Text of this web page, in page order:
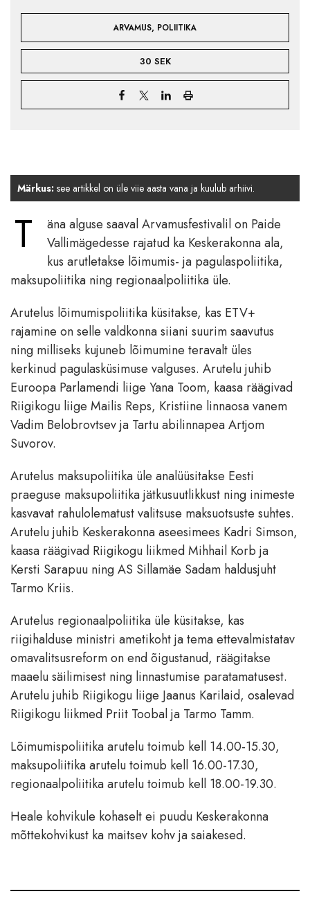
ARVAMUS, POLIITIKA
30 SEK
Märkus: see artikkel on üle viie aasta vana ja kuulub arhiivi.
T
äna alguse saaval Arvamusfestivalil on Paide
Vallimägedesse rajatud ka Keskerakonna ala,
kus arutletakse lõimumis- ja pagulaspoliitika,
maksupoliitika ning regionaalpoliitika üle.
Arutelus lõimumispoliitika küsitakse, kas ETV+
rajamine on selle valdkonna siiani suurim saavutus
ning milliseks kujuneb lõimumine teravalt üles
kerkinud pagulasküsimuse valguses. Arutelu juhib
Euroopa Parlamendi liige Yana Toom, kaasa räägivad
Riigikogu liige Mailis Reps, Kristiine linnaosa vanem
Vadim Belobrovtsev ja Tartu abilinnapea Artjom
Suvorov.
Arutelus maksupoliitika üle analüüsitakse Eesti
praeguse maksupoliitika jätkusuutlikkust ning inimeste
kasvavat rahulolematust valitsuse maksuotsuste suhtes.
Arutelu juhib Keskerakonna aseesimees Kadri Simson,
kaasa räägivad Riigikogu liikmed Mihhail Korb ja
Kersti Sarapuu ning AS Sillamäe Sadam haldusjuht
Tarmo Kriis.
Arutelus regionaalpoliitika üle küsitakse, kas
riigihalduse ministri ametikoht ja tema ettevalmistatav
omavalitsusreform on end õigustanud, räägitakse
maaelu säilimisest ning linnastumise paratamatusest.
Arutelu juhib Riigikogu liige Jaanus Karilaid, osalevad
Riigikogu liikmed Priit Toobal ja Tarmo Tamm.
Lõimumispoliitika arutelu toimub kell 14.00-15.30,
maksupoliitika arutelu toimub kell 16.00-17.30,
regionaalpoliitika arutelu toimub kell 18.00-19.30.
Heale kohvikule kohaselt ei puudu Keskerakonna
mõttekohvikust ka maitsev kohv ja saiakesed.